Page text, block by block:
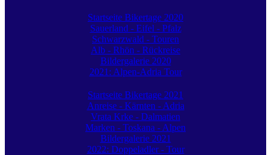
Startseite Bikertage 2020
Sauerland - Eifel - Pfalz
Schwarzwald - Touren
Alb - Rhön - Rückreise
Bildergalerie 2020
2021: Alpen-Adria Tour
Startseite Bikertage 2021
Anreise - Kärnten - Adria
Vrata Krke - Dalmatien
Marken - Toskana - Alpen
Bildergalerie 2021
2022: Doppeladler - Tour